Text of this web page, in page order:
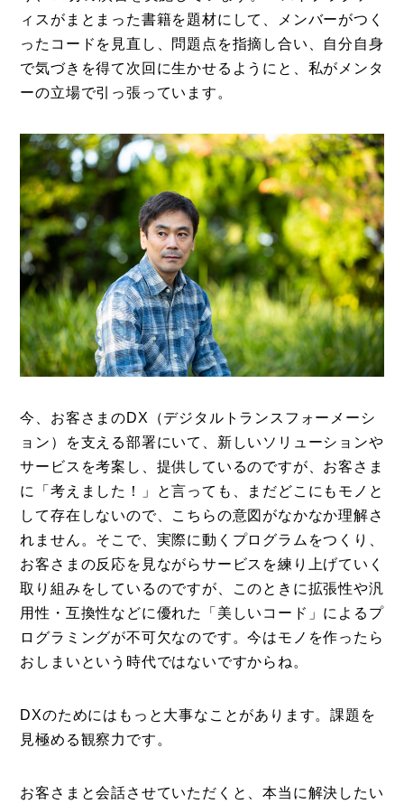
ィスがまとまった書籍を題材にして、メンバーがつく
ったコードを見直し、問題点を指摘し合い、自分自身
で気づきを得て次回に生かせるようにと、私がメンタ
ーの立場で引っ張っています。
今、お客さまのDX（デジタルトランスフォーメーシ
ョン）を支える部署にいて、新しいソリューションや
サービスを考案し、提供しているのですが、お客さま
に「考えました！」と言っても、まだどこにもモノと
して存在しないので、こちらの意図がなかなか理解さ
れません。そこで、実際に動くプログラムをつくり、
お客さまの反応を見ながらサービスを練り上げていく
取り組みをしているのですが、このときに拡張性や汎
用性・互換性などに優れた「美しいコード」によるプ
ログラミングが不可欠なのです。今はモノを作ったら
おしまいという時代ではないですからね。
DXのためにはもっと大事なことがあります。課題を
見極める観察力です。
お客さまと会話させていただくと、本当に解決したい